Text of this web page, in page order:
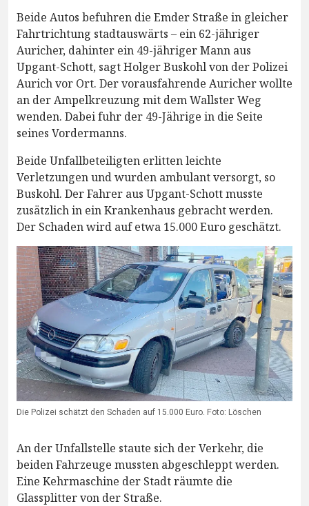
Beide Autos befuhren die Emder Straße in gleicher
Fahrtrichtung stadtauswärts – ein 62-jähriger
Auricher, dahinter ein 49-jähriger Mann aus
Upgant-Schott, sagt Holger Buskohl von der Polizei
Aurich vor Ort. Der vorausfahrende Auricher wollte
an der Ampelkreuzung mit dem Wallster Weg
wenden. Dabei fuhr der 49-Jährige in die Seite
seines Vordermanns.
Beide Unfallbeteiligten erlitten leichte
Verletzungen und wurden ambulant versorgt, so
Buskohl. Der Fahrer aus Upgant-Schott musste
zusätzlich in ein Krankenhaus gebracht werden.
Der Schaden wird auf etwa 15.000 Euro geschätzt.
Die Polizei schätzt den Schaden auf 15.000 Euro. Foto: Löschen
An der Unfallstelle staute sich der Verkehr, die
beiden Fahrzeuge mussten abgeschleppt werden.
Eine Kehrmaschine der Stadt räumte die
Glassplitter von der Straße.